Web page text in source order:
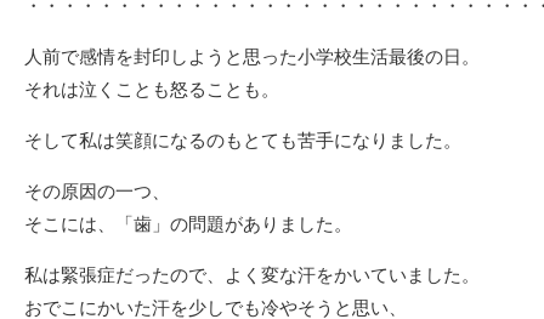
・・・・・・・・・・・・・・・・・・・・・・・・・・・・
人前で感情を封印しようと思った小学校生活最後の日。
それは泣くことも怒ることも。
そして私は笑顔になるのもとても苦手になりました。
その原因の一つ、
そこには、「歯」の問題がありました。
私は緊張症だったので、よく変な汗をかいていました。
おでこにかいた汗を少しでも冷やそうと思い、